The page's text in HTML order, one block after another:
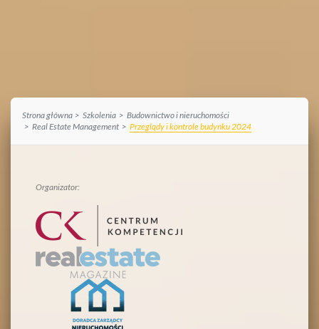
Strona główna Szkolenia
Budownictwo i nieruchomości
Real Estate Management
Przeglądy i kontrole budynku 2024
Organizator: